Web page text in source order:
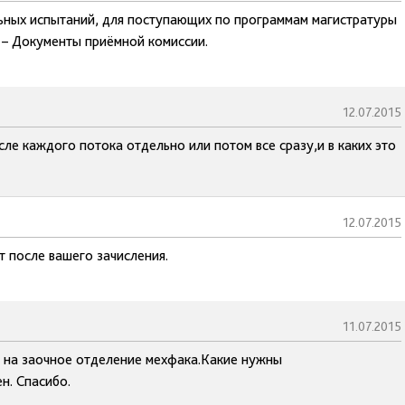
испытаний, для поступающих по программам магистратуры
Документы приёмной комиссии.
12.07.2015
каждого потока отдельно или потом все сразу,и в каких это
12.07.2015
вашего зачисления.
11.07.2015
на заочное отделение мехфака.Какие нужны
Спасибо.